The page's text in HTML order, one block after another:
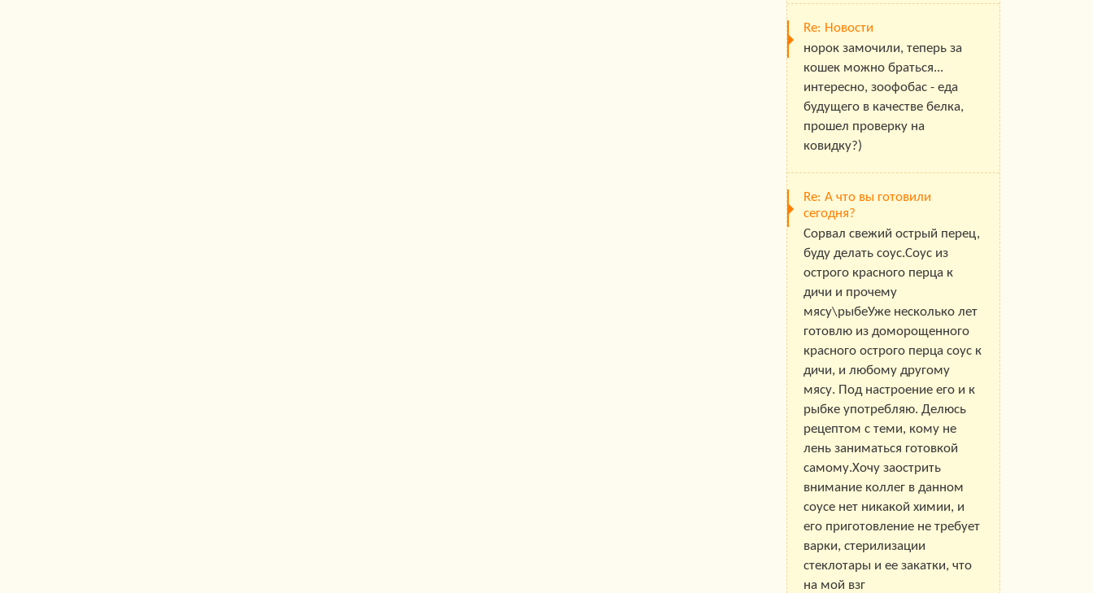
Re: Новости
норок замочили, теперь за
кошек можно браться...
интересно, зоофобас - еда
будущего в качестве белка,
прошел проверку на
ковидку?)
Re: А что вы готовили
сегодня?
Сорвал свежий острый перец,
буду делать соус.Соус из
острого красного перца к
дичи и прочему
мясу\рыбеУже несколько лет
готовлю из доморощенного
красного острого перца соус к
дичи, и любому другому
мясу. Под настроение его и к
рыбке употребляю. Делюсь
рецептом с теми, кому не
лень заниматься готовкой
самому.Хочу заострить
внимание коллег в данном
соусе нет никакой химии, и
его приготовление не требует
варки, стерилизации
стеклотары и ее закатки, что
на мой взг